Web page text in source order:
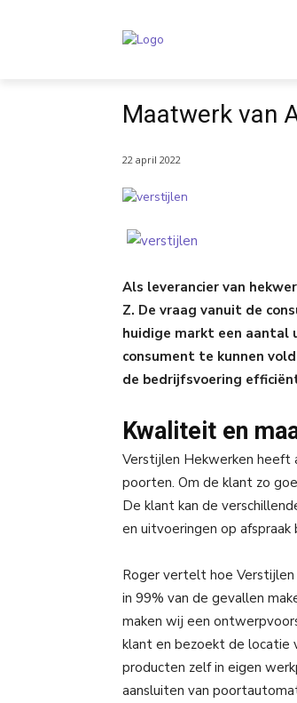
Maatwerk van
22 april 2022
Als leverancier van
Z. De vraag vanuit de
huidige markt een aantal
consument te kunnen
de bedrijfsvoering
Kwaliteit en
Verstijlen Hekwerken heeft
poorten. Om de klant zo
De klant kan de
en uitvoeringen op afspraak
Roger vertelt hoe
in 99% van de gevallen
maken wij een
klant en bezoekt de locatie
producten zelf in eigen
aansluiten van